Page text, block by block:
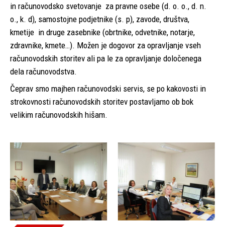
in računovodsko svetovanje za pravne osebe (d. o. o., d. n.
o., k. d), samostojne podjetnike (s. p), zavode, društva,
kmetije in druge zasebnike (obrtnike, odvetnike, notarje,
zdravnike, kmete…). Možen je dogovor za opravljanje vseh
računovodskih storitev ali pa le za opravljanje določenega
dela računovodstva.
Čeprav smo majhen računovodski servis, se po kakovosti in
strokovnosti računovodskih storitev postavljamo ob bok
velikim računovodskih hišam.